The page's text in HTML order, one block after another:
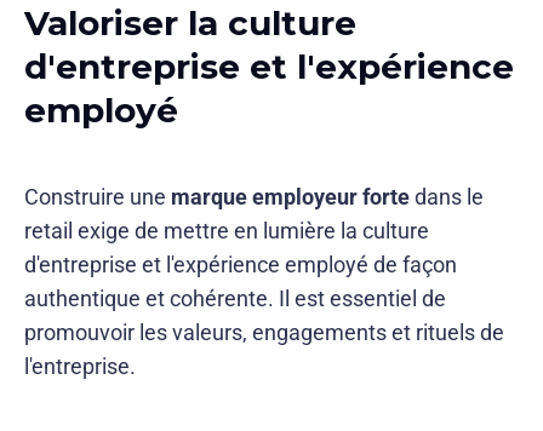
Valoriser la culture
d'entreprise et l'expérience
employé
Construire une marque employeur fortedans le
retail exige de mettre en lumière la culture
d'entreprise et l'expérience employé de façon
authentique et cohérente. Il est essentiel de
promouvoir les valeurs, engagements et rituels de
l'entreprise.